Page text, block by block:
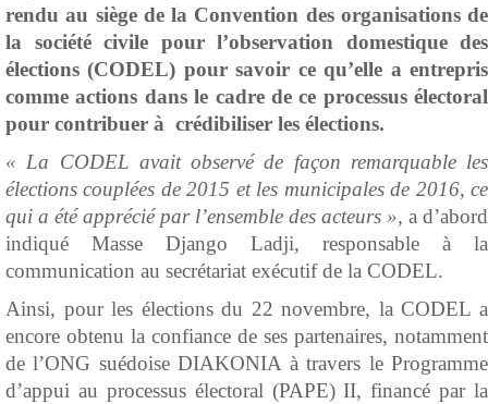
rendu au siège de la Convention des organisations de
la société civile pour l’observation domestique des
élections (CODEL) pour savoir ce qu’elle a entrepris
comme actions dans le cadre de ce processus électoral
pour contribuer à crédibiliser les élections.
« La CODEL avait observé de façon remarquable les
élections couplées de 2015 et les municipales de 2016, ce
qui a été apprécié par l’ensemble des acteurs », a d’abord
indiqué Masse Django Ladji, responsable à la
communication au secrétariat exécutif de la CODEL.
Ainsi, pour les élections du 22 novembre, la CODEL a
encore obtenu la confiance de ses partenaires, notamment
de l’ONG suédoise DIAKONIA à travers le Programme
d’appui au processus électoral (PAPE) II, financé par la